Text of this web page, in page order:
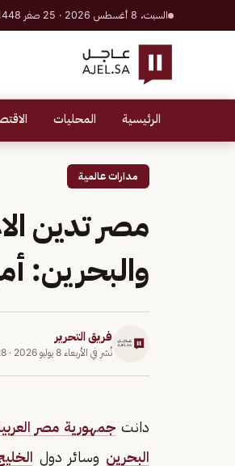
السبت، 8 أغسطس 2026 · 25 صفر 1448 هـ
الرئيسية المحليات
مدارات عالمية
مصر تدين
والبحرين:
فريق التحرير
نُشر في الأربعاء 8 يوليو 2026 ·
دانت جمهورية مصر
البحرين وسائر دول